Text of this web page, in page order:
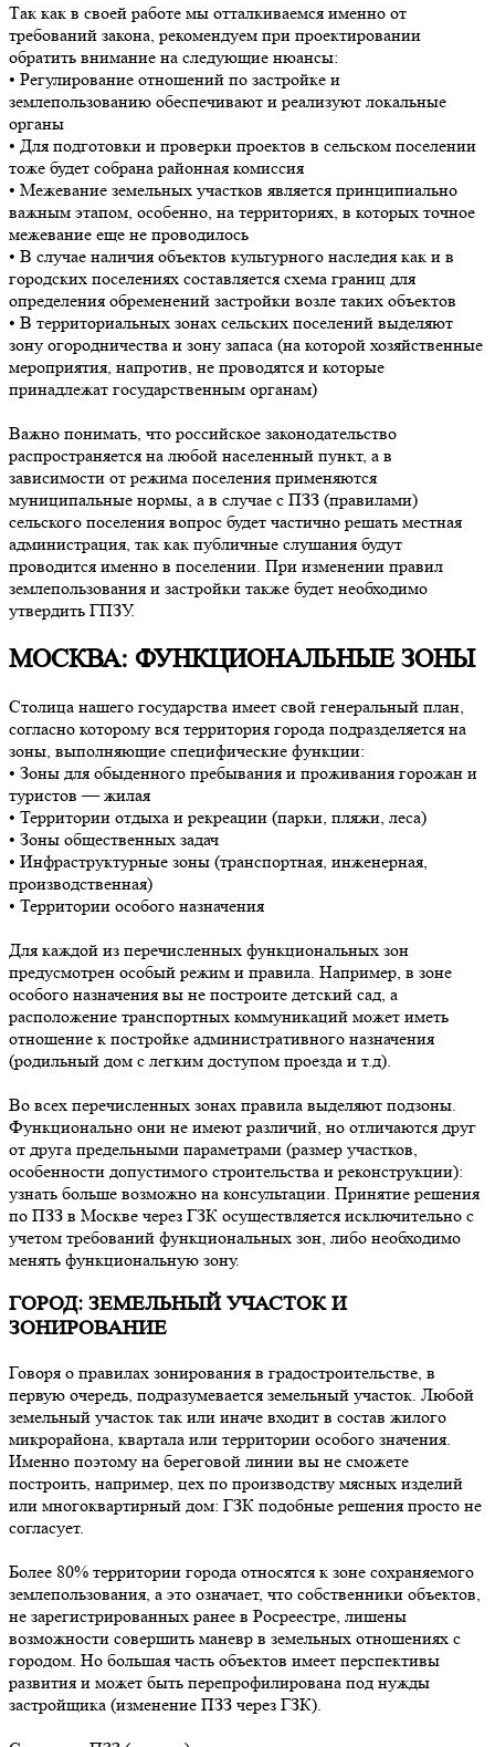
Так как в своей работе мы отталкиваемся именно от
требований закона, рекомендуем при проектировании
обратить внимание на следующие нюансы:
• Регулирование отношений по застройке и
землепользованию обеспечивают и реализуют локальные
органы
• Для подготовки и проверки проектов в сельском поселении
тоже будет собрана районная комиссия
• Межевание земельных участков является принципиально
важным этапом, особенно, на территориях, в которых точное
межевание еще не проводилось
• В случае наличия объектов культурного наследия как и в
городских поселениях составляется схема границ для
определения обременений застройки возле таких объектов
• В территориальных зонах сельских поселений выделяют
зону огородничества и зону запаса (на которой хозяйственные
мероприятия, напротив, не проводятся и которые
принадлежат государственным органам)
Важно понимать, что российское законодательство
распространяется на любой населенный пункт, а в
зависимости от режима поселения применяются
муниципальные нормы, а в случае с ПЗЗ (правилами)
сельского поселения вопрос будет частично решать местная
администрация, так как публичные слушания будут
проводится именно в поселении. При изменении правил
землепользования и застройки также будет необходимо
утвердить ГПЗУ.
МОСКВА: ФУНКЦИОНАЛЬНЫЕ ЗОНЫ
Столица нашего государства имеет свой генеральный план,
согласно которому вся территория города подразделяется на
зоны, выполняющие специфические функции:
• Зоны для обыденного пребывания и проживания горожан и
туристов — жилая
• Территории отдыха и рекреации (парки, пляжи, леса)
• Зоны общественных задач
• Инфраструктурные зоны (транспортная, инженерная,
производственная)
• Территории особого назначения
Для каждой из перечисленных функциональных зон
предусмотрен особый режим и правила. Например, в зоне
особого назначения вы не построите детский сад, а
расположение транспортных коммуникаций может иметь
отношение к постройке административного назначения
(родильный дом с легким доступом проезда и т.д).
Во всех перечисленных зонах правила выделяют подзоны.
Функционально они не имеют различий, но отличаются друг
от друга предельными параметрами (размер участков,
особенности допустимого строительства и реконструкции):
узнать больше возможно на консультации. Принятие решения
по ПЗЗ в Москве через ГЗК осуществляется исключительно с
учетом требований функциональных зон, либо необходимо
менять функциональную зону.
ГОРОД: ЗЕМЕЛЬНЫЙ УЧАСТОК И
ЗОНИРОВАНИЕ
Говоря о правилах зонирования в градостроительстве, в
первую очередь, подразумевается земельный участок. Любой
земельный участок так или иначе входит в состав жилого
микрорайона, квартала или территории особого значения.
Именно поэтому на береговой линии вы не сможете
построить, например, цех по производству мясных изделий
или многоквартирный дом: ГЗК подобные решения просто не
согласует.
Более 80% территории города относятся к зоне сохраняемого
землепользования, а это означает, что собственники объектов,
не зарегистрированных ранее в Росреестре, лишены
возможности совершить маневр в земельных отношениях с
городом. Но большая часть объектов имеет перспективы
развития и может быть перепрофилирована под нужды
застройщика (изменение ПЗЗ через ГЗК).